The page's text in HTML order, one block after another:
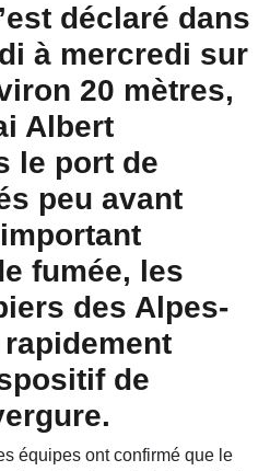
déclaré dans
à mercredi sur
20 mètres,
Albert
le port de
peu avant
fumée, les
des Alpes-
de
équipes ont confirmé que le